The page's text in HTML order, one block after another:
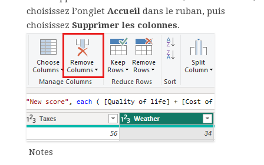
choisissez l’onglet Accueil dans le ruban, puis
choisissez Supprimer les colonnes.
Notes